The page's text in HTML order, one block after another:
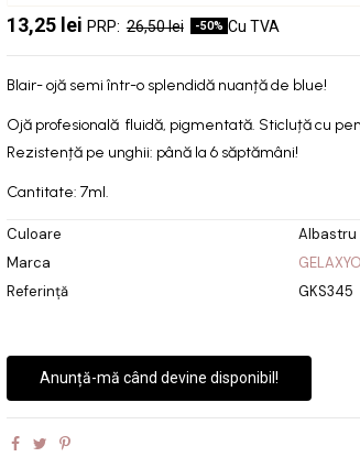
13,25 lei 26,50 lei -50% Cu TVA
Blair- ojă semi într-o splendidă nuanță de blue!
Ojă profesională fluidă, pigmentată. Sticluță cu
Rezistență pe unghii: până la 6 săptămâni!
Cantitate: 7ml.
Culoare
Albastru
Marca
GELAXYO
Referință
GKS345
Anunță-mă când devine disponibil!